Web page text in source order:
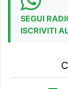
SEGUI
ISCRIVITI